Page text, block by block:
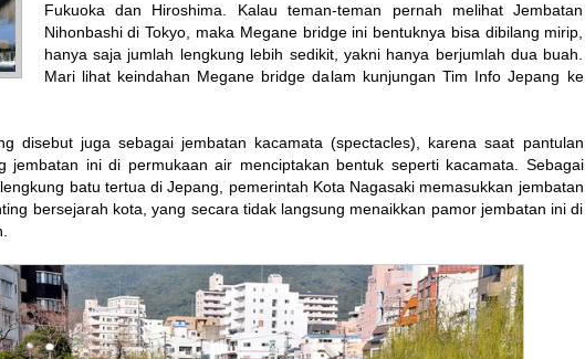
Fukuoka dan Hiroshima. Kalau teman-teman pernah melihat Jembatan
Nihonbashi di Tokyo, maka Megane bridge ini bentuknya bisa dibilang mirip,
hanya saja jumlah lengkung lebih sedikit, yakni hanya berjumlah dua buah.
Mari lihat keindahan Megane bridge dalam kunjungan Tim Info Jepang ke
disebut juga sebagai jembatan kacamata (spectacles), karena saat pantulan
jembatan ini di permukaan air menciptakan bentuk seperti kacamata. Sebagai
batu tertua di Jepang, pemerintah Kota Nagasaki memasukkan jembatan
bersejarah kota, yang secara tidak langsung menaikkan pamor jembatan ini di